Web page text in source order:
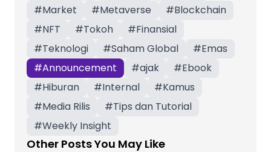
#Market #Metaverse #Blockchain
#NFT #Tokoh #Finansial
#Teknologi #Saham Global #Emas
#Announcement #ajak #Ebook
#Hiburan #Internal #Kamus
#Media Rilis #Tips dan Tutorial
#Weekly Insight
Other Posts You May Like